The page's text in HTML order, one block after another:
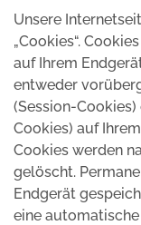
Unsere
„Cookies“.
auf Ihrem
entweder
(Session-
Cookies) auf
Cookies werden
gelöscht.
Endgerät
eine